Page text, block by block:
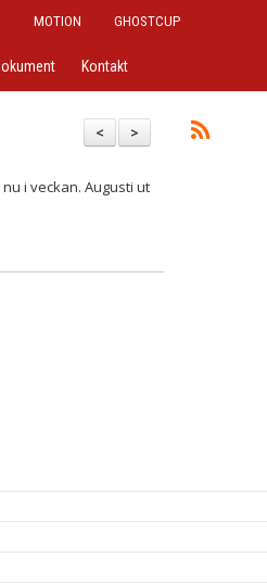
MOTION GHOSTCUP
Kontakt
>
<
i veckan. Augusti ut